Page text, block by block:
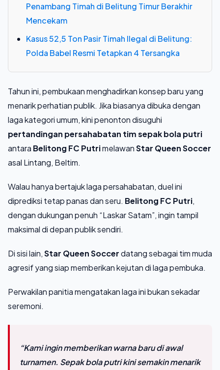
Penambang Timah di Belitung Timur Berakhir
Mencekam
Kasus 52,5 Ton Pasir Timah Ilegal di Belitung:
Polda Babel Resmi Tetapkan 4 Tersangka
Tahun ini, pembukaan menghadirkan konsep baru yang
menarik perhatian publik. Jika biasanya dibuka dengan
laga kategori umum, kini penonton disuguhi
pertandingan persahabatan tim sepak bola putri
antara Belitong FC PutrimelawanStar Queen Soccer
asal Lintang, Beltim.
Walau hanya bertajuk laga persahabatan, duel ini
diprediksi tetap panas dan seru. Belitong FC Putri,
dengan dukungan penuh “Laskar Satam”, ingin tampil
maksimal di depan publik sendiri.
Di sisi lain,Star Queen Soccerdatang sebagai tim muda
agresif yang siap memberikan kejutan di laga pembuka.
Perwakilan panitia mengatakan laga ini bukan sekadar
seremoni.
“Kami ingin memberikan warna baru di awal
turnamen. Sepak bola putri kini semakin menarik